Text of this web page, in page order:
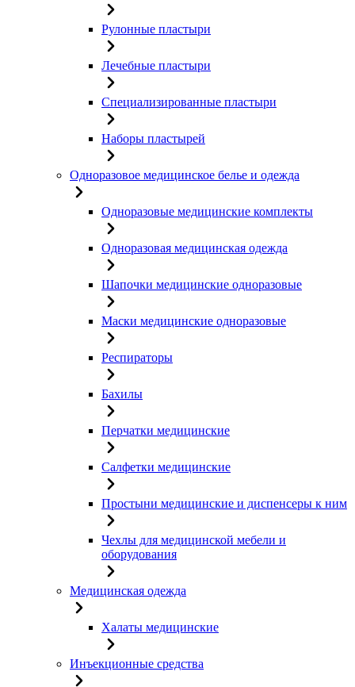
Рулонные пластыри
Лечебные пластыри
Специализированные пластыри
Наборы пластырей
Одноразовое медицинское белье и одежда
Одноразовые медицинские комплекты
Одноразовая медицинская одежда
Шапочки медицинские одноразовые
Маски медицинские одноразовые
Респираторы
Бахилы
Перчатки медицинские
Салфетки медицинские
Простыни медицинские и диспенсеры к ним
Чехлы для медицинской мебели и
оборудования
Медицинская одежда
Халаты медицинские
Инъекционные средства